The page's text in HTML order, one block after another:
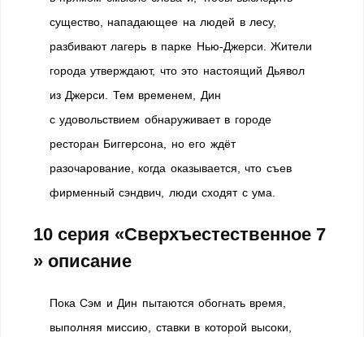
существо, нападающее на людей в лесу,
разбивают лагерь в парке Нью-Джерси. Жители
города утверждают, что это настоящий Дьявол
из Джерси. Тем временем, Дин
с удовольствием обнаруживает в городе
ресторан Биггерсона, но его ждёт
разочарование, когда оказывается, что съев
фирменный сэндвич, люди сходят с ума.
10 серия «Сверхъестественное 7
» описание
Пока Сэм и Дин пытаются обогнать время,
выполняя миссию, ставки в которой высоки,